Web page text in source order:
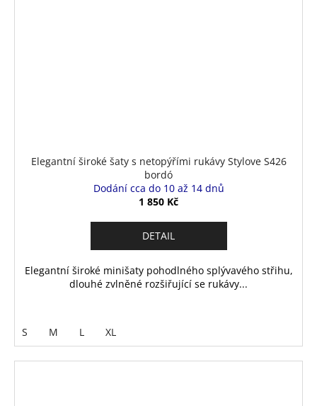
Elegantní široké šaty s netopýřími rukávy Stylove S426
bordó
Dodání cca do 10 až 14 dnů
1 850 Kč
DETAIL
Elegantní široké minišaty pohodlného splývavého střihu,
dlouhé zvlněné rozšiřující se rukávy...
S M L XL